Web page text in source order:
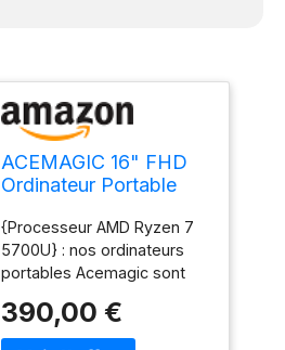
ACEMAGIC 16" FHD
Ordinateur Portable
C/16T, 4,3GHz Battu
par i7-1265U) 16Go
RAM DDR4*2,512Go
M.2 SSD PC
Portables,TF,3*USB
3.2,BT5.2,HDMI,Type-
{Processeur AMD Ryzen 7
5700U} : nos ordinateurs
portables Acemagic sont
AMD Ryzen 7 5700U pour
pousser vos performances
390,00 €